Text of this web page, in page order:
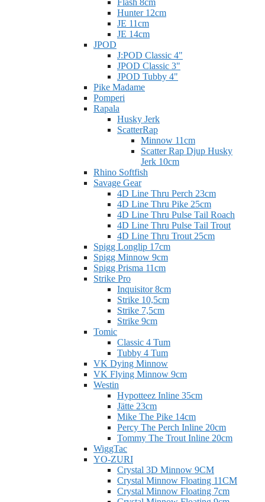
Hunter 12cm
JE 11cm
JE 14cm
JPOD
J:POD Classic 4"
JPOD Classic 3"
JPOD Tubby 4"
Pike Madame
Pomperi
Rapala
Husky Jerk
ScatterRap
Minnow 11cm
Scatter Rap Djup Husky
Jerk 10cm
Rhino Softfish
Savage Gear
4D Line Thru Perch 23cm
4D Line Thru Pike 25cm
4D Line Thru Pulse Tail Roach
4D Line Thru Pulse Tail Trout
4D Line Thru Trout 25cm
Spigg Longlip 17cm
Spigg Minnow 9cm
Spigg Prisma 11cm
Strike Pro
Inquisitor 8cm
Strike 10,5cm
Strike 7,5cm
Strike 9cm
Tomic
Classic 4 Tum
Tubby 4 Tum
VK Dying Minnow
VK Flying Minnow 9cm
Westin
Hypotteez Inline 35cm
Jätte 23cm
Mike The Pike 14cm
Percy The Perch Inline 20cm
Tommy The Trout Inline 20cm
WiggTac
YO-ZURI
Crystal 3D Minnow 9CM
Crystal Minnow Floating 11CM
Crystal Minnow Floating 7cm